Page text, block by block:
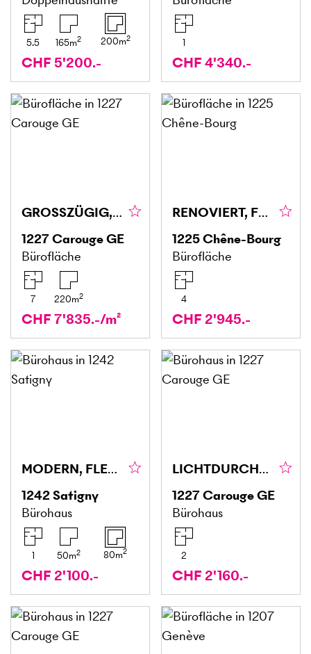
5.5 165m2 200m2
CHF 5'200.-
1
CHF 4'340.-
GROSSZÜGIG, CHARMANT & INSPIRIEREND
1227Carouge GE
Bürofläche
7 220m2
CHF 7'835.-/m²
RENOVIERT, FUNKTIONAL & LICHTDURCHFLUTET
1225Chêne-Bourg
Bürofläche
4
CHF 2'945.-
MODERN, FLEXIBEL & IDEAL GELEGEN
1242Satigny
Bürohaus
1 50m2 80m2
CHF 2'100.-
LICHTDURCHFLUTET, RUHIG & PRAKTISCH
1227Carouge GE
Bürohaus
2
CHF 2'160.-